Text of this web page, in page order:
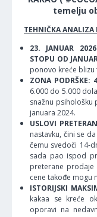
temelju
TEHNIČKA ANALIZA
23. JANUAR
STOPU OD
ponovo kreće blizu
ZONA PODRŠKE:
6.000 do 5.000
snažnu psihološku
januara 2024.
USLOVI
nastavku, čini se
čemu svedoči 14-
sada pao ispod
preterane prodaje
cene takođe mogu
ISTORIJSKI
kakaa se kreće
oporavi na